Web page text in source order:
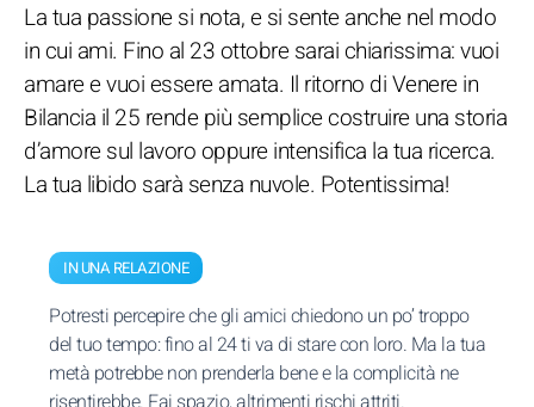
La tua passione si nota, e si sente anche nel modo
in cui ami. Fino al 23 ottobre sarai chiarissima: vuoi
amare e vuoi essere amata. Il ritorno di Venere in
Bilancia il 25 rende più semplice costruire una storia
d’amore sul lavoro oppure intensifica la tua ricerca.
La tua libido sarà senza nuvole. Potentissima!
IN UNA RELAZIONE
Potresti percepire che gli amici chiedono un po’ troppo
del tuo tempo: fino al 24 ti va di stare con loro. Ma la tua
metà potrebbe non prenderla bene e la complicità ne